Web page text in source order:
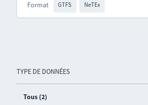
TYPE DE DONNÉES
Tous (2)
Format GTFS NeTEx